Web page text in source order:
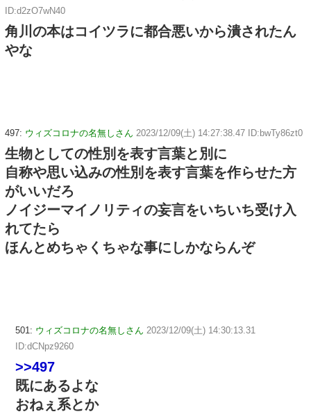
ID:d2zO7wN40
角川の本はコイツラに都合悪いから潰されたん
やな
497: ウィズコロナの名無しさん 2023/12/09(土) 14:27:38.47 ID:bwTy86zt0
生物としての性別を表す言葉と別に
自称や思い込みの性別を表す言葉を作らせた方
がいいだろ
ノイジーマイノリティの妄言をいちいち受け入
れてたら
ほんとめちゃくちゃな事にしかならんぞ
501: ウィズコロナの名無しさん 2023/12/09(土) 14:30:13.31
ID:dCNpz9260
>>497
既にあるよな
おねぇ系とか